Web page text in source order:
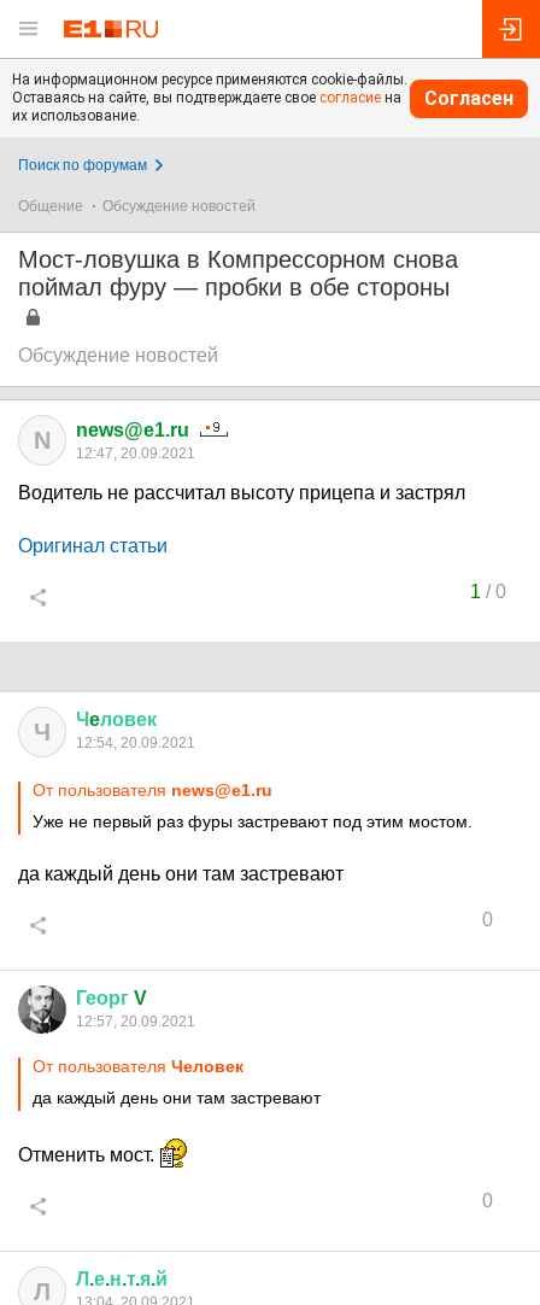
На информационном ресурсе применяются cookie-файлы.
Оставаясь на сайте, вы подтверждаете свое согласие на
их использование.
Согласен
Поиск по форумам
Общение Обсуждение новостей
Мост-ловушка в Компрессорном снова
поймал фуру — пробки в обе стороны
Обсуждение новостей
N news@e1.ru
12:47, 20.09.2021
Водитель не рассчитал высоту прицепа и застрял
Оригинал статьи
1 /0
Ч Чeловек
12:54, 20.09.2021
От пользователя news@e1.ru
Уже не первый раз фуры застревают под этим мостом.
да каждый день они там застревают
0
Георг V
12:57, 20.09.2021
От пользователя Чeловек
да каждый день они там застревают
Отменить мост.
0
Л Л .е.н.т.я.й